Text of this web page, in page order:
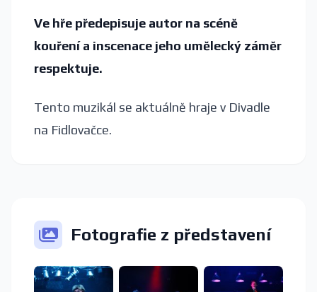
Ve hře předepisuje autor na scéně
kouření a inscenace jeho umělecký záměr
respektuje.
Tento muzikál se aktuálně hraje v Divadle
na Fidlovačce.
Fotografie z představení